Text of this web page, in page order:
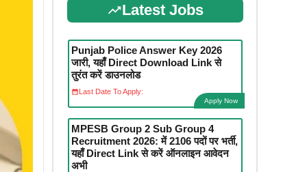
Latest Jobs
Punjab Police Answer Key 2026
जारी, यहाँ Direct Download Link से
तुरंत करें डाउनलोड
Last Date To Apply:
Apply Now
MPESB Group 2 Sub Group 4
Recruitment 2026: में 2106 पदों पर भर्ती,
यहाँ Direct Link से करें ऑनलाइन आवेदन
अभी